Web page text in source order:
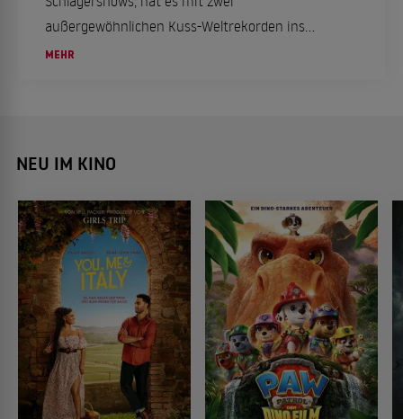
außergewöhnlichen Kuss-Weltrekorden ins
"Guinness-Buch der Rekorde" geschafft. Wir
MEHR
NEU IM KINO